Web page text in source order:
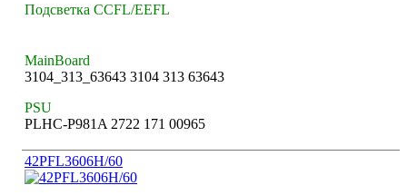
Подсветка CCFL/EEFL
MainBoard
3104_313_63643 3104 313 63643
PSU
PLHC-P981A 2722 171 00965
42PFL3606H/60